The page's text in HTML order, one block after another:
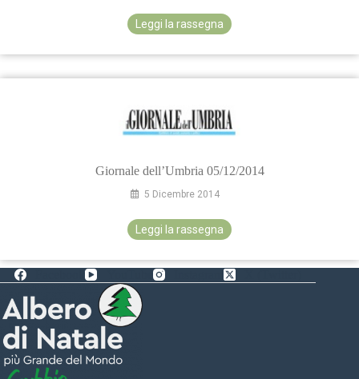
Leggi la rassegna
Giornale dell’Umbria 05/12/2014
5 Dicembre 2014
Leggi la rassegna
Facebook